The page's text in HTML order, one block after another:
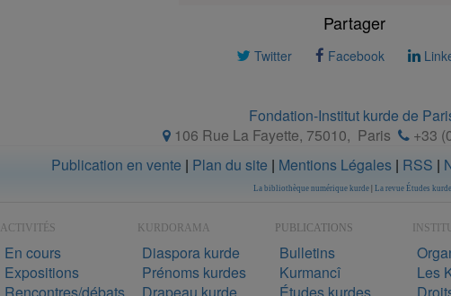
Partager
Twitter Facebook
Fondation-Institut kurde de
106 Rue La Fayette, 75010, Paris
+33
Publication en vente | Plan du site | Mentions Légales | RSS |
La bibliothèque numérique kurde| La revue Études
ACTIVITÉS
En cours
Expositions
Rencontres/débats
KURDORAMA
Diaspora kurde
Prénoms kurdes
Drapeau kurde
PUBLICATIONS
Bulletins
Kurmancî
Études kurdes
Les